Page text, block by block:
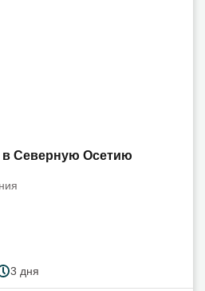
в Северную Осетию
3 дня